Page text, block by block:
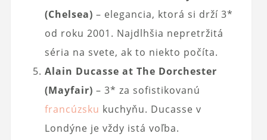
(Chelsea) – elegancia, ktorá si drží 3*
od roku 2001. Najdlhšia nepretržitá
séria na svete, ak to niekto počíta.
Alain Ducasse at The Dorchester
(Mayfair) – 3* za sofistikovanú
francúzsku kuchyňu. Ducasse v
Londýne je vždy istá voľba.